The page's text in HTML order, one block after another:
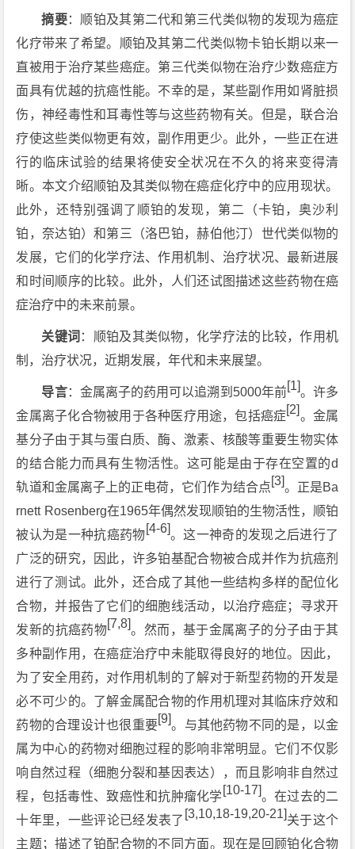
摘要：顺铂及其第二代和第三代类似物的发现为癌症
化疗带来了希望。顺铂及其第二代类似物卡铂长期以来一
直被用于治疗某些癌症。第三代类似物在治疗少数癌症方
面具有优越的抗癌性能。不幸的是，某些副作用如肾脏损
伤，神经毒性和耳毒性等与这些药物有关。但是，联合治
疗使这些类似物更有效，副作用更少。此外，一些正在进
行的临床试验的结果将使安全状况在不久的将来变得清
晰。本文介绍顺铂及其类似物在癌症化疗中的应用现状。
此外，还特别强调了顺铂的发现，第二（卡铂，奥沙利
铂，奈达铂）和第三（洛巴铂，赫伯他汀）世代类似物的
发展，它们的化学疗法、作用机制、治疗状况、最新进展
和时间顺序的比较。此外，人们还试图描述这些药物在癌
症治疗中的未来前景。
关键词 ：顺铂及其类似物，化学疗法的比较，作用机
制，治疗状况，近期发展，年代和未来展望。
导言：金属离子的药用可以追溯到5000年前[1]。许多
金属离子化合物被用于各种医疗用途，包括癌症[2]。金属
基分子由于其与蛋白质、酶、激素、核酸等重要生物实体
的结合能力而具有生物活性。这可能是由于存在空置的d
轨道和金属离子上的正电荷，它们作为结合点[3]。正是Ba
rnett Rosenberg在1965年偶然发现顺铂的生物活性，顺铂
被认为是一种抗癌药物[4-6]。这一神奇的发现之后进行了
广泛的研究，因此，许多铂基配合物被合成并作为抗癌剂
进行了测试。此外，还合成了其他一些结构多样的配位化
合物，并报告了它们的细胞线活动，以治疗癌症；寻求开
发新的抗癌药物[7,8]。然而，基于金属离子的分子由于其
多种副作用，在癌症治疗中未能取得良好的地位。因此，
为了安全用药，对作用机制的了解对于新型药物的开发是
必不可少的。了解金属配合物的作用机理对其临床疗效和
药物的合理设计也很重要[9]。与其他药物不同的是，以金
属为中心的药物对细胞过程的影响非常明显。它们不仅影
响自然过程（细胞分裂和基因表达），而且影响非自然过
程，包括毒性、致癌性和抗肿瘤化学 [10-17]。在过去的二
十年里，一些评论已经发表了 [3,10,18-19,20-21]关于这个
主题；描述了铂配合物的不同方面。现在是回顾铂化合物